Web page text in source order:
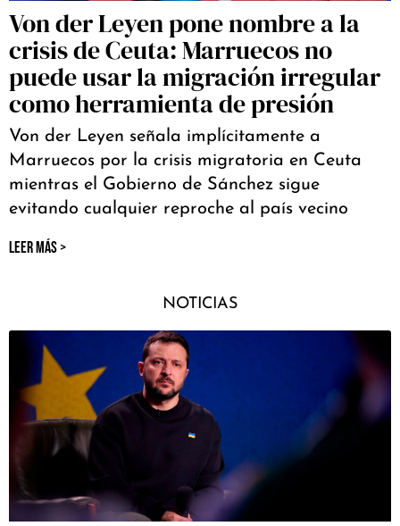
Von der Leyen pone nombre a la
crisis de Ceuta: Marruecos no
puede usar la migración irregular
como herramienta de presión
Von der Leyen señala implícitamente a
Marruecos por la crisis migratoria en Ceuta
mientras el Gobierno de Sánchez sigue
evitando cualquier reproche al país vecino
LEER MÁS >
NOTICIAS